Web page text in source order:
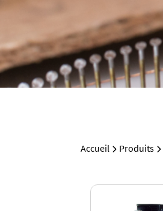
Accueil Produits